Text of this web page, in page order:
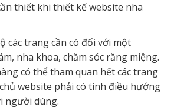
thiết khi thiết kế website nha
các trang cần có đối với một
nha khoa, chăm sóc răng miệng.
có thể tham quan hết các trang
website phải có tính điều hướng
người dùng.